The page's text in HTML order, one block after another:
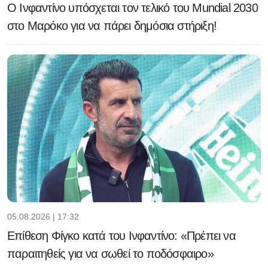
Ο Ινφαντίνο υπόσχεται τον τελικό του Μundial 2030
στο Μαρόκο για να πάρει δημόσια στήριξη!
05.08.2026 | 17:32
Eπίθεση Φίγκο κατά του Ινφαντίνο: «Πρέπει να
παραιτηθείς για να σωθεί το ποδόσφαιρο»